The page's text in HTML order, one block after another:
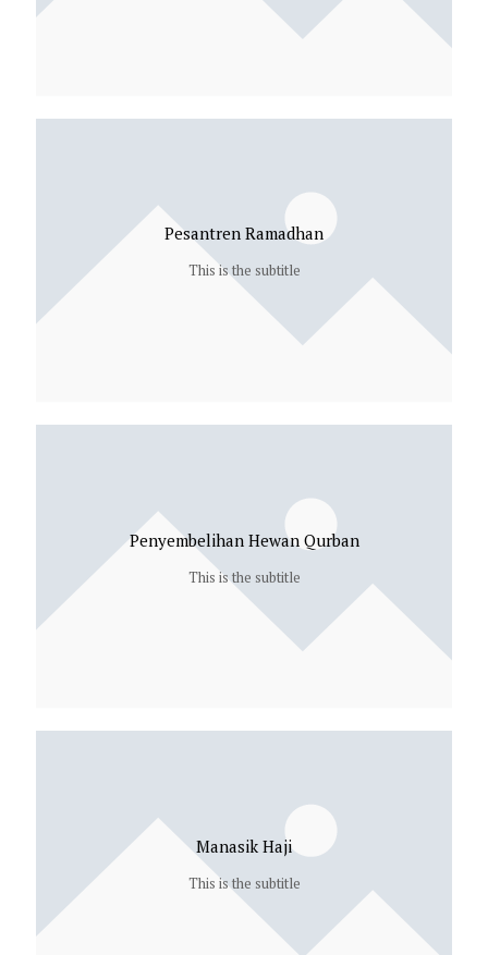
Pesantren Ramadhan
This is the subtitle
Penyembelihan Hewan Qurban
This is the subtitle
Manasik Haji
This is the subtitle